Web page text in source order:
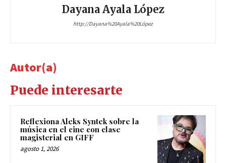
Dayana Ayala López
http://Dayana%20Ayala%20López
Autor(a)
Puede interesarte
Reflexiona Aleks Syntek sobre la
música en el cine con clase
magisterial en GIFF
agosto 1, 2026